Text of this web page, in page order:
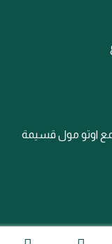
مجمع اوتو مول قسيمة
وبرمجة شركة توكان